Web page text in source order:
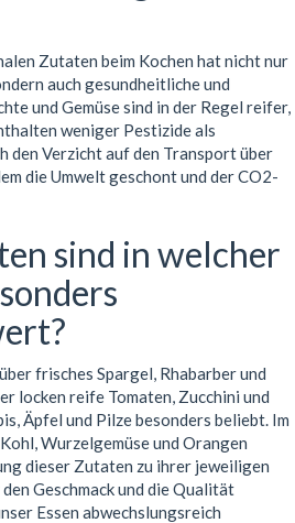
Zutaten beim Kochen hat nicht nur
auch gesundheitliche und
und Gemüse sind in der Regel reifer,
weniger Pestizide als
den Verzicht auf den Transport über
die Umwelt geschont und der CO2-
sind in welcher
frisches Spargel, Rhabarber und
locken reife Tomaten, Zucchini und
Äpfel und Pilze besonders beliebt. Im
Wurzelgemüse und Orangen
dieser Zutaten zu ihrer jeweiligen
Geschmack und die Qualität
Essen abwechslungsreich